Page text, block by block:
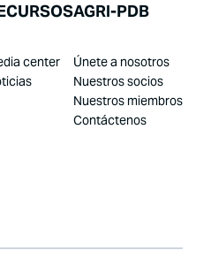
center
AGRI-PDB
Únete a nosotros
Nuestros socios
Nuestros miembros
Contáctenos